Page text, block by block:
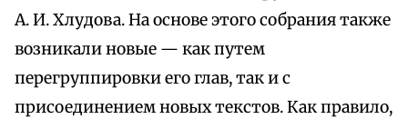
А. И. Хлудова. На основе этого собрания также
возникали новые — как путем
перегруппировки его глав, так и с
присоединением новых текстов. Как правило,